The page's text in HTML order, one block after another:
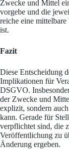
Zwecke und Mittel
vorgebe und die
reiche eine
ist.
Fazit
Diese Entscheidung
Implikationen für
DSGVO.
der Zwecke und
explizit, sondern
kann. Gerade für
verpflichtet sind, die
Veröffentlichung zu
Änderung ergeben.